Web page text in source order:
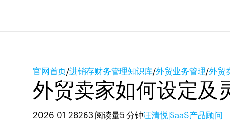
官网首页/进销存财务管理知识库/外贸业务管理/外贸
外贸卖家如何设定及
2026-01-28263 阅读量5 分钟汪清悦|SaaS产品顾问